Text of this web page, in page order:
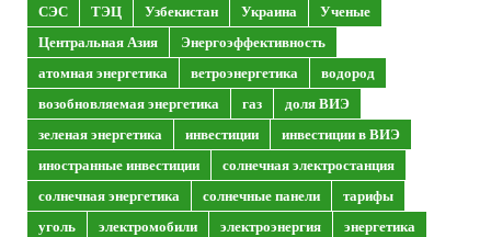
СЭС
ТЭЦ Узбекистан Украина
Ученые
Центральная Азия
Энергоэффективность
атомная энергетика
ветроэнергетика
водород
возобновляемая энергетика
газ
доля ВИЭ
зеленая энергетика
инвестиции
инвестиции в ВИЭ
иностранные инвестиции
солнечная электростанция
солнечная энергетика
солнечные панели
тарифы
уголь
электромобили электроэнергия энергетика